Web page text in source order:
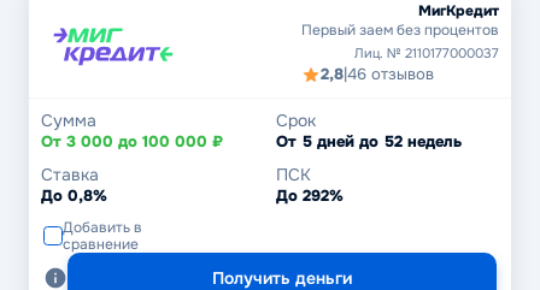
МигКредит
Первый заем без процентов
Лиц. № 2110177000037
2,8|46 отзывов
Сумма
От 3 000 до 100 000 ₽
Срок
От 5 дней до 52 недель
Ставка
До 0,8%
ПСК
До 292%
Добавить в
сравнение
Получить деньги